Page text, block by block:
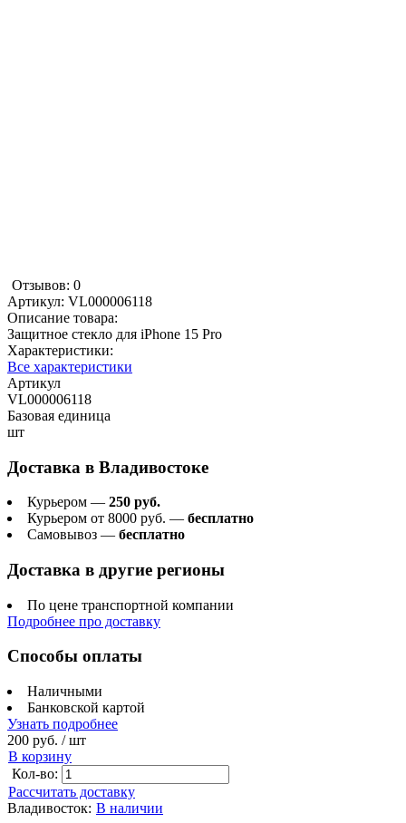
Отзывов: 0
Артикул: VL000006118
Описание товара:
Защитное стекло для iPhone 15 Pro
Характеристики:
Все характеристики
Артикул
VL000006118
Базовая единица
шт
Доставка в Владивостоке
Курьером — 250 руб.
Курьером от 8000 руб. — бесплатно
Самовывоз — бесплатно
Доставка в другие регионы
По цене транспортной компании
Подробнее про доставку
Способы оплаты
Наличными
Банковской картой
Узнать подробнее
200 руб. / шт
В корзину
Кол-во:
Рассчитать доставку
Владивосток: В наличии